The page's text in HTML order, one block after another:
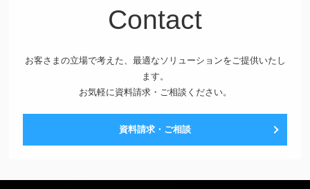
Contact
お客さまの立場で考えた、最適なソリューションをご提供いたし
ます。
お気軽に資料請求・ご相談ください。
資料請求・ご相談